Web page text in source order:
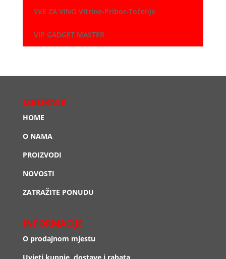
SVE ZA VINO Vitrine-Pribor-Točenje
VIP GADGET MASTER
IZBORNIK
HOME
O NAMA
PROIZVODI
NOVOSTI
ZATRAŽITE PONUDU
INFORMACIJE
O prodajnom mjestu